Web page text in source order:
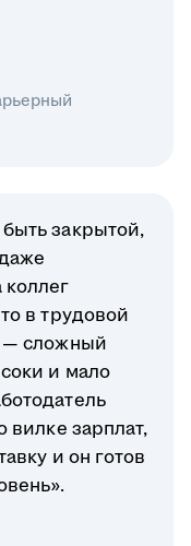
закрытой,
в трудовой
— сложный
и мало
вилке зарплат,
и он готов